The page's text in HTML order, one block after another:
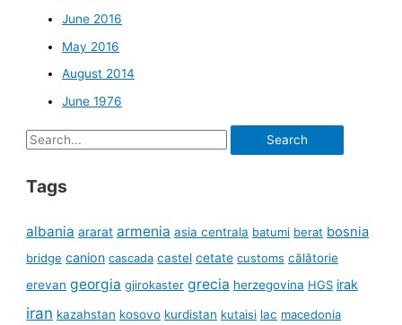
June 2016
May 2016
August 2014
June 1976
Search
Tags
albania ararat armenia asia centrala batumi berat bosnia
bridge canion cascada castel cetate customs călătorie
erevan georgia gjirokaster grecia herzegovina HGS irak
iran kazahstan kosovo kurdistan kutaisi lac macedonia